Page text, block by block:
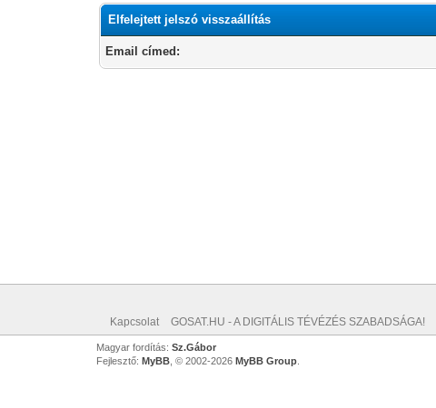
Elfelejtett jelszó visszaállítás
Email címed:
Kapcsolat GOSAT.HU - A DIGITÁLIS TÉVÉZÉS SZABADSÁGA!
Magyar fordítás: Sz.Gábor
Fejlesztő: MyBB, © 2002-2026 MyBB Group.